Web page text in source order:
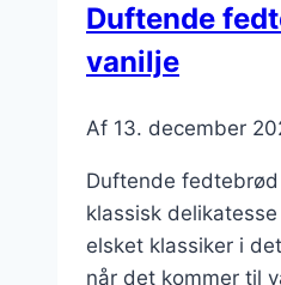
til
Duftende
vanilje
Af 13. december
Duftende
klassisk
elsket klassiker i
når det kommer til